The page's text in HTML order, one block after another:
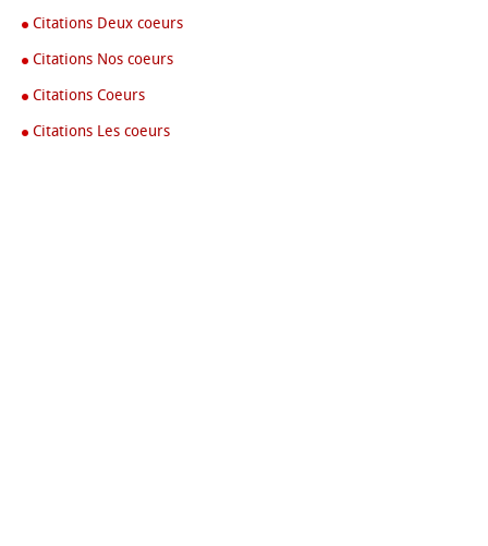
Citations Deux coeurs
Citations Nos coeurs
Citations Coeurs
Citations Les coeurs